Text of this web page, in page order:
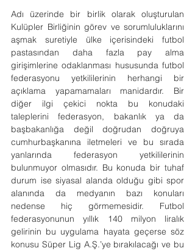
Adı üzerinde bir birlik olarak oluşturulan
Kulüpler Birliğinin görev ve sorumluluklarını
aşmak suretiyle ülke içerisindeki futbol
pastasından daha fazla pay alma
girişimlerine odaklanması hususunda futbol
federasyonu yetkililerinin herhangi bir
açıklama yapamamaları manidardır. Bir
diğer ilgi çekici nokta bu konudaki
taleplerini federasyon, bakanlık ya da
başbakanlığa değil doğrudan doğruya
cumhurbaşkanına iletmeleri ve bu sırada
yanlarında federasyon yetkililerinin
bulunmuyor olmasıdır. Bu konuda bir tuhaf
durum ise siyasal alanda olduğu gibi spor
alanında da medyanın bazı konuları
nedense hiç görmemesidir. Futbol
federasyonunun yıllık 140 milyon liralık
gelirinin bu uygulama hayata geçerse söz
konusu Süper Lig A.Ş.’ye bırakılacağı ve bu